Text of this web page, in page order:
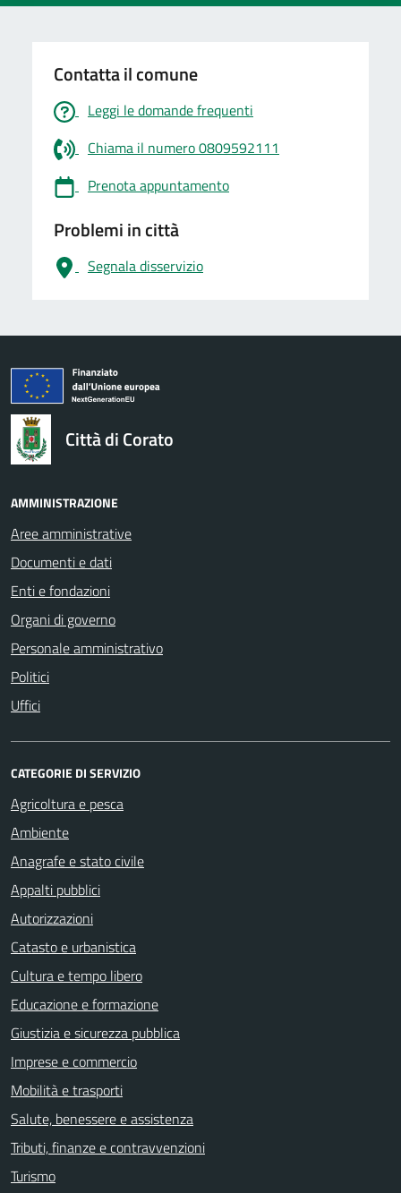
Contatta il comune
Leggi le domande frequenti
Chiama il numero 0809592111
Prenota appuntamento
Problemi in città
Segnala disservizio
logo Unione Europea
Città di Corato
AMMINISTRAZIONE
Aree amministrative
Documenti e dati
Enti e fondazioni
Organi di governo
Personale amministrativo
Politici
Uffici
CATEGORIE DI SERVIZIO
Agricoltura e pesca
Ambiente
Anagrafe e stato civile
Appalti pubblici
Autorizzazioni
Catasto e urbanistica
Cultura e tempo libero
Educazione e formazione
Giustizia e sicurezza pubblica
Imprese e commercio
Mobilità e trasporti
Salute, benessere e assistenza
Tributi, finanze e contravvenzioni
Turismo